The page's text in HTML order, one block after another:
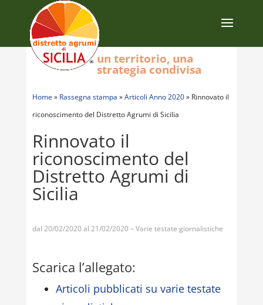
Home » Rassegna stampa »Articoli Anno 2020» Rinnovato il
riconoscimento del Distretto Agrumi di Sicilia
Rinnovato il
riconoscimento del
Distretto Agrumi di
Sicilia
dal 20/02/2020 al 21/02/2020 – Varie testate giornalistiche
Scarica l’allegato:
Articoli pubblicati su varie testate
un territorio, una
strategia condivisa